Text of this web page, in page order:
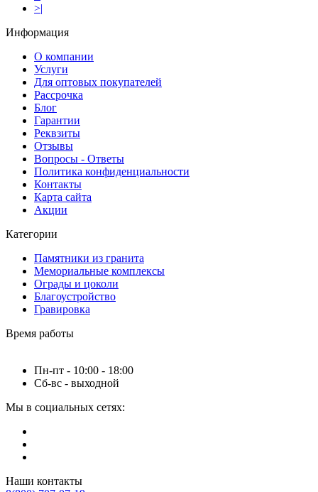
>|
Информация
О компании
Услуги
Для оптовых покупателей
Рассрочка
Блог
Гарантии
Реквзиты
Отзывы
Вопросы - Ответы
Политика конфиденциальности
Контакты
Карта сайта
Акции
Категории
Памятники из гранита
Мемориальные комплексы
Ограды и цоколи
Благоустройство
Гравировка
Время работы
Пн-пт - 10:00 - 18:00
Сб-вс - выходной
Мы в социальных сетях:
Наши контакты